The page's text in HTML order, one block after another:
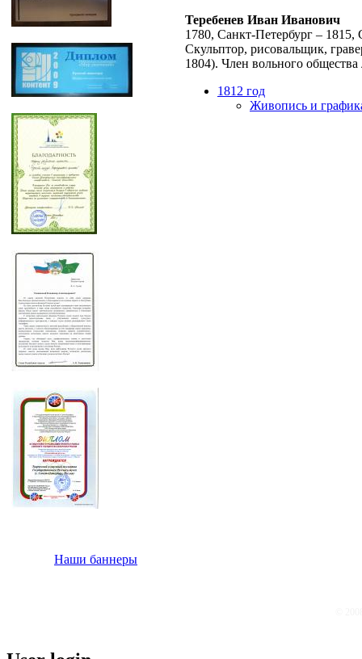
Наши баннеры
Теребенев Иван Иванович
1780, Санкт-Петербург – 1815,
Скульптор, рисовальщик,
1804). Член вольного
1812 год
Живопись и